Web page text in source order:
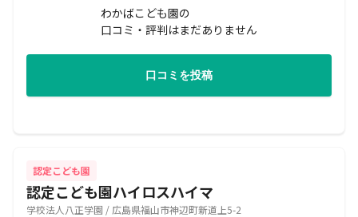
わかばこども園の
口コミ・評判はまだありません
口コミを投稿
認定こども園
認定こども園ハイロスハイマ
学校法人八正学園 / 広島県福山市神辺町新道上5-2